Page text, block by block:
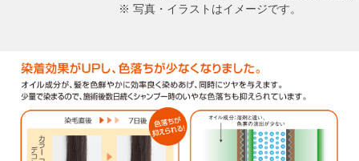
※ 写真・イラストはイメージです。